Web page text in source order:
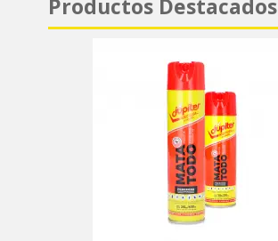
Productos Destacados